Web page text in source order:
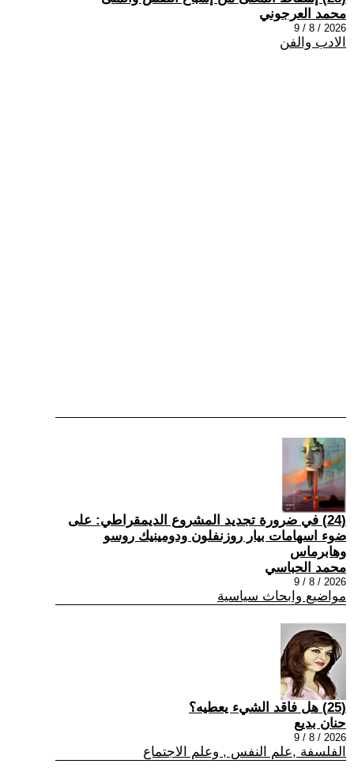
محمد العرجوني
2026 / 8 / 9
الادب والفن
(24) في ضرورة تجديد المشروع الديمقراطي: على
ضوء اسهامات بيار روزنفلون ودومينيك روسو
وهابرماس
محمد الحباسي
2026 / 8 / 9
مواضيع وابحاث سياسية
(25) هل فاقد الشيء يعطيه؟
حنان بديع
2026 / 8 / 9
الفلسفة ,علم النفس , وعلم الاجتماع